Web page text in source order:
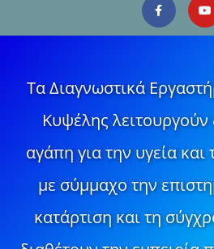
Τα Διαγνωστικά
Κυψέλης λειτουργούν
αγάπη για την υγεία
με σύμμαχο την
κατάρτιση και τη